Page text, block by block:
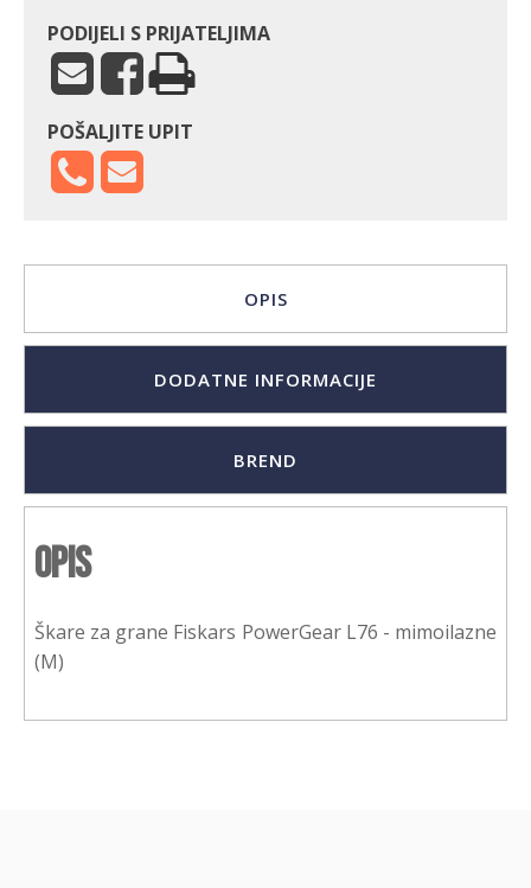
PODIJELI S PRIJATELJIMA
POŠALJITE UPIT
OPIS
DODATNE INFORMACIJE
BREND
Opis
Škare za grane Fiskars PowerGear L76 - mimoilazne
(M)